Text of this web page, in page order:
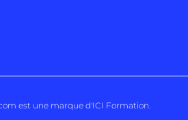
est une marque d'ICI Formation.